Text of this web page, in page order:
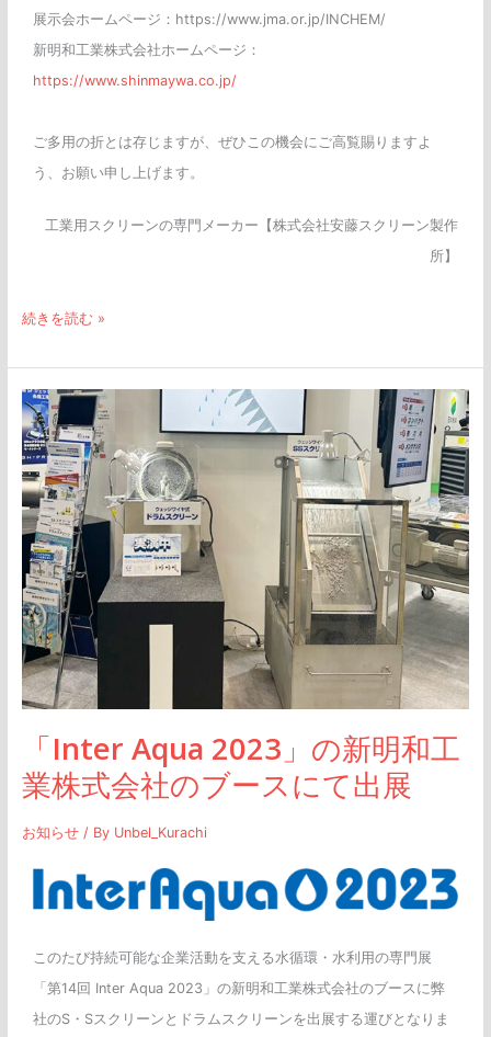
展示会ホームページ：https://www.jma.or.jp/INCHEM/
新明和工業株式会社ホームページ：
https://www.shinmaywa.co.jp/
ご多用の折とは存じますが、ぜひこの機会にご高覧賜りますよ
う、お願い申し上げます。
工業用スクリーンの専門メーカー【株式会社安藤スクリーン製作
所】
続きを読む »
「Inter Aqua 2023」の新明和工
業株式会社のブースにて出展
お知らせ/ By Unbel_Kurachi
このたび持続可能な企業活動を支える水循環・水利用の専門展
「第14回 Inter Aqua 2023」の新明和工業株式会社のブースに弊
社のS・Sスクリーンとドラムスクリーンを出展する運びとなりま
「Inter
Aqua
2023」
の
新
明
和
工
業
株
式
社
の
ブ
展